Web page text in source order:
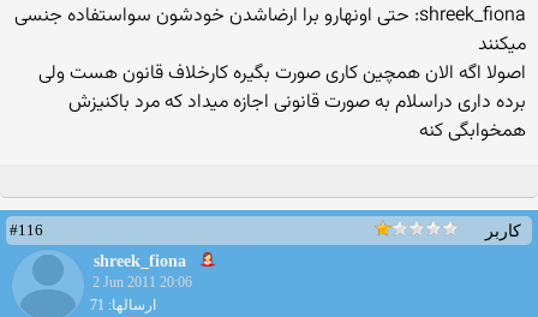
shreek_fiona: حتی اونهارو برا ارضاشدن خودشون سواستفاده جنسی
میكنند
اصولا اگه الان همچین کاری صورت بگیره کارخلاف قانون هست ولی
برده داری دراسلام به صورت قانونی اجازه میداد که مرد باکنیزش
همخوابگی کنه
کاربر
#116
shreek_fiona
2 Jun 2011 20:06
ارسالها: 71